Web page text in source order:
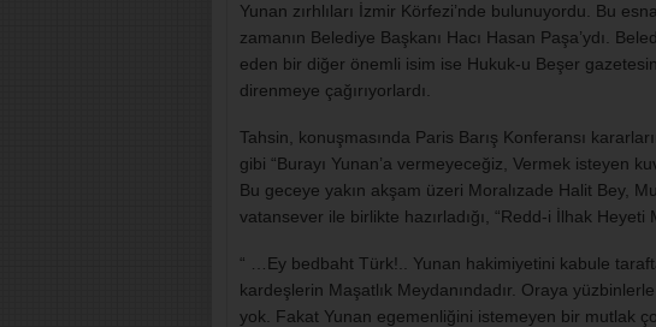
Yunan zırhlıları İzmir Körfezi’nde bulunuyordu. Bu
zamanın Belediye Başkanı Hacı Hasan Paşa’ydı.
eden bir diğer önemli isim ise Hukuk-u Beşer
direnmeye çağırıyorlardı.
Tahsin, konuşmasında Paris Barış Konferansı
gibi “Burayı Yunan’a vermeyeceğiz, Vermek isteyen
Bu geceye yakın akşam üzeri Moralızade Halit Bey,
vatansever ile birlikte hazırladığı, “Redd-i İlhak Heyeti
“ …Ey bedbaht Türk!.. Yunan hakimiyetini kabule
kardeşlerin Maşatlık Meydanındadır. Oraya
yok. Fakat Yunan egemenliğini istemeyen bir mutlak